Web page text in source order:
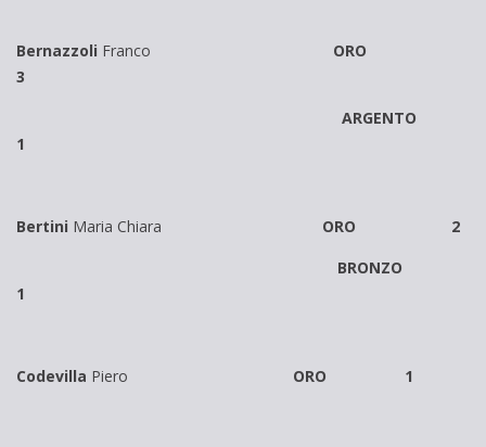
Bernazzoli Franco ORO
3
ARGENTO
1
Bertini Maria Chiara ORO 2
BRONZO
1
Codevilla Piero ORO 1